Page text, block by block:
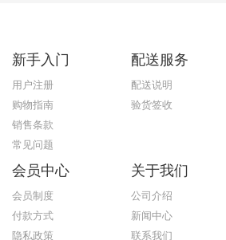
新手入门
用户注册
购物指南
销售条款
常见问题
配送服务
配送说明
验货签收
会员中心
会员制度
付款方式
隐私政策
关于我们
公司介绍
新闻中心
联系我们